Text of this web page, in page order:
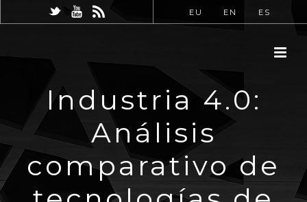
EU EN ES
Industria 4.0:
Análisis
comparativo de